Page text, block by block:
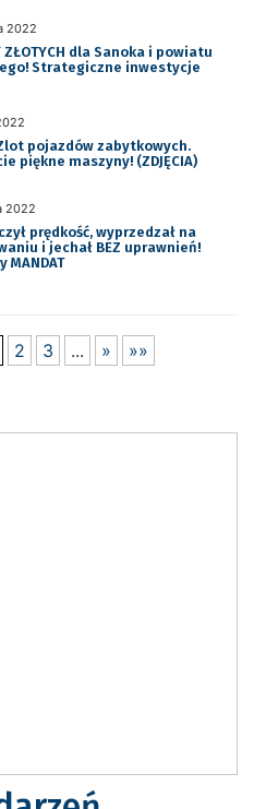
2022
ZŁOTYCH dla Sanoka i powiatu
Strategiczne inwestycje
Zlot pojazdów zabytkowych.
piękne maszyny! (ZDJĘCIA)
2022
prędkość, wyprzedzał na
i jechał BEZ uprawnień!
MANDAT
2 3 ... » »»